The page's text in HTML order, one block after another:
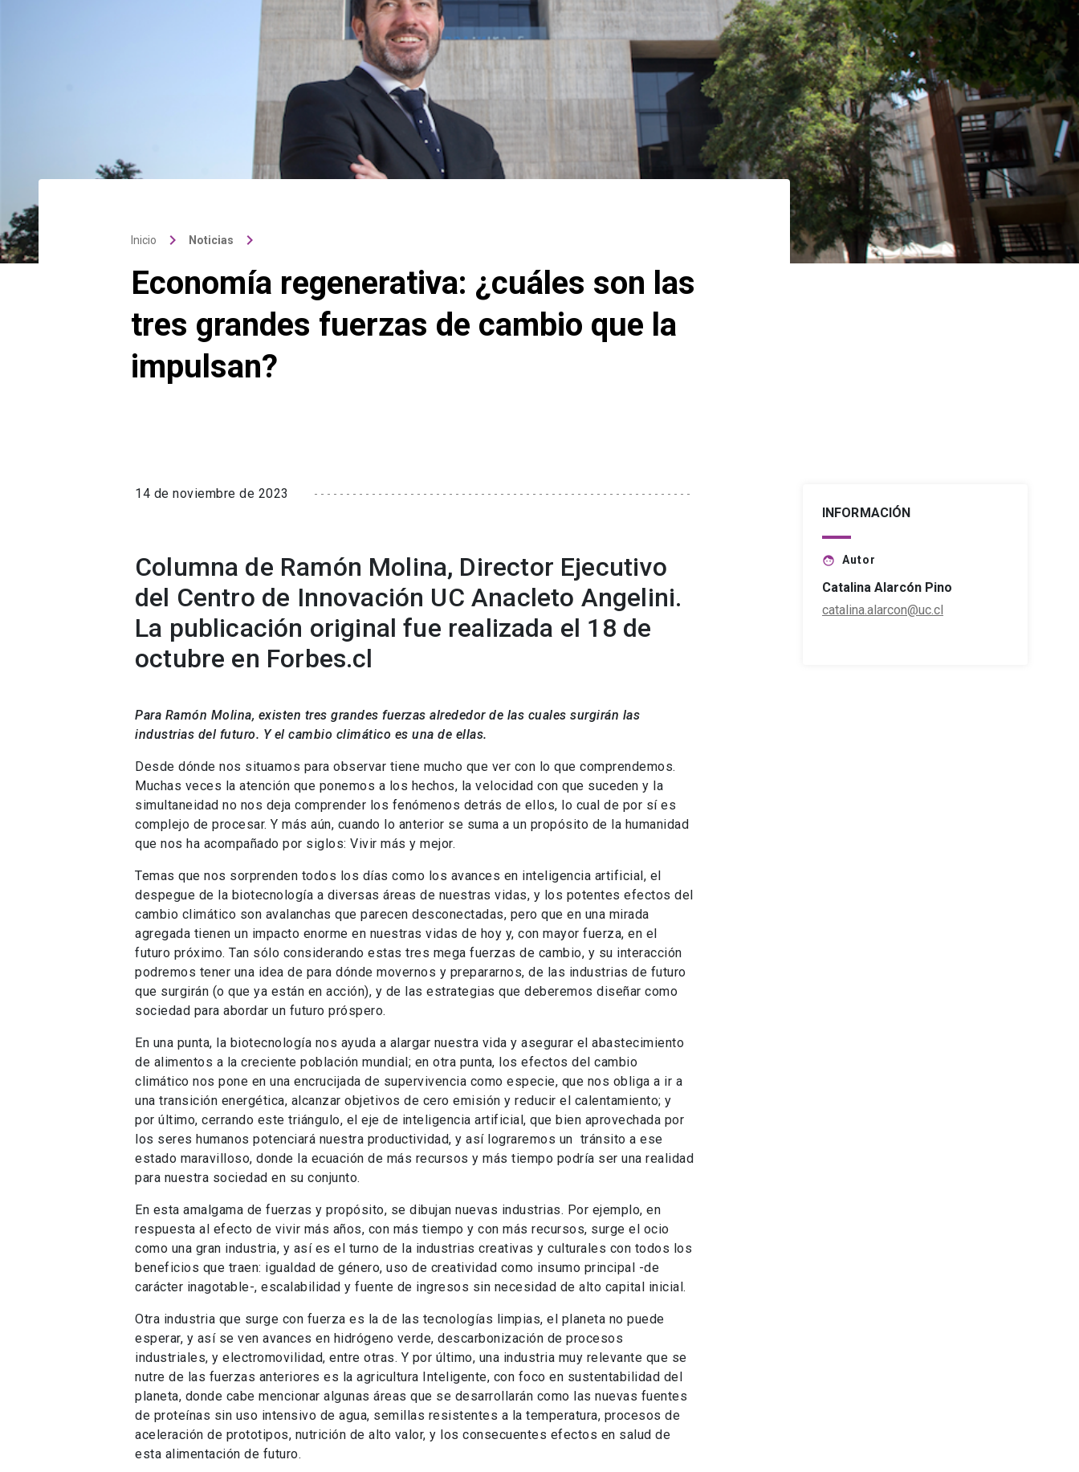
Inicio keyboard_arrow_right Noticias keyboard_arrow_right
Economía regenerativa: ¿cuáles son las
tres grandes fuerzas de cambio que la
impulsan?
14 de noviembre de 2023
Columna de Ramón Molina, Director Ejecutivo
del Centro de Innovación UC Anacleto Angelini.
La publicación original fue realizada el 18 de
octubre en Forbes.cl
Para Ramón Molina, existen tres grandes fuerzas alrededor de las cuales surgirán las
industrias del futuro. Y el cambio climático es una de ellas.
Desde dónde nos situamos para observar tiene mucho que ver con lo que comprendemos.
Muchas veces la atención que ponemos a los hechos, la velocidad con que suceden y la
simultaneidad no nos deja comprender los fenómenos detrás de ellos, lo cual de por sí es
complejo de procesar. Y más aún, cuando lo anterior se suma a un propósito de la humanidad
que nos ha acompañado por siglos: Vivir más y mejor.
Temas que nos sorprenden todos los días como los avances en inteligencia artificial, el
despegue de la biotecnología a diversas áreas de nuestras vidas, y los potentes efectos del
cambio climático son avalanchas que parecen desconectadas, pero que en una mirada
agregada tienen un impacto enorme en nuestras vidas de hoy y, con mayor fuerza, en el
futuro próximo. Tan sólo considerando estas tres mega fuerzas de cambio, y su interacción
podremos tener una idea de para dónde movernos y prepararnos, de las industrias de futuro
que surgirán (o que ya están en acción), y de las estrategias que deberemos diseñar como
sociedad para abordar un futuro próspero.
En una punta, la biotecnología nos ayuda a alargar nuestra vida y asegurar el abastecimiento
de alimentos a la creciente población mundial; en otra punta, los efectos del cambio
climático nos pone en una encrucijada de supervivencia como especie, que nos obliga a ir a
una transición energética, alcanzar objetivos de cero emisión y reducir el calentamiento; y
por último, cerrando este triángulo, el eje de inteligencia artificial, que bien aprovechada por
los seres humanos potenciará nuestra productividad, y así lograremos un tránsito a ese
estado maravilloso, donde la ecuación de más recursos y más tiempo podría ser una realidad
para nuestra sociedad en su conjunto.
En esta amalgama de fuerzas y propósito, se dibujan nuevas industrias. Por ejemplo, en
respuesta al efecto de vivir más años, con más tiempo y con más recursos, surge el ocio
como una gran industria, y así es el turno de la industrias creativas y culturales con todos los
beneficios que traen: igualdad de género, uso de creatividad como insumo principal -de
carácter inagotable-, escalabilidad y fuente de ingresos sin necesidad de alto capital inicial.
Otra industria que surge con fuerza es la de las tecnologías limpias, el planeta no puede
esperar, y así se ven avances en hidrógeno verde, descarbonización de procesos
industriales, y electromovilidad, entre otras. Y por último, una industria muy relevante que se
nutre de las fuerzas anteriores es la agricultura Inteligente, con foco en sustentabilidad del
planeta, donde cabe mencionar algunas áreas que se desarrollarán como las nuevas fuentes
de proteínas sin uso intensivo de agua, semillas resistentes a la temperatura, procesos de
aceleración de prototipos, nutrición de alto valor, y los consecuentes efectos en salud de
esta alimentación de futuro.
INFORMACIÓN
face Autor
Catalina Alarcón Pino
catalina.alarcon@uc.cl